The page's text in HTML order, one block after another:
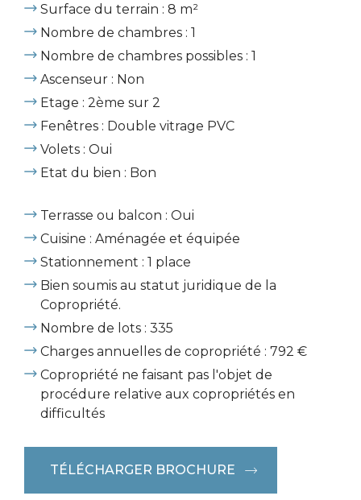
Surface du terrain : 8 m²
Nombre de chambres : 1
Nombre de chambres possibles : 1
Ascenseur : Non
Etage : 2ème sur 2
Fenêtres : Double vitrage PVC
Volets : Oui
Etat du bien : Bon
Terrasse ou balcon : Oui
Cuisine : Aménagée et équipée
Stationnement : 1 place
Bien soumis au statut juridique de la
Copropriété.
Nombre de lots : 335
Charges annuelles de copropriété : 792 €
Copropriété ne faisant pas l'objet de
procédure relative aux copropriétés en
difficultés
TÉLÉCHARGER BROCHURE